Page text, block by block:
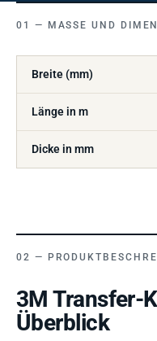
MASSE UND
Breite (mm)
Länge in m
Dicke in mm
3M Transfer-
Überblick